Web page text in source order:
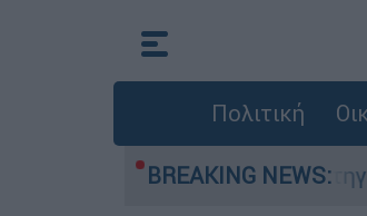
Πολιτική
BREAKING NEWS:
στην Ελλάδα -